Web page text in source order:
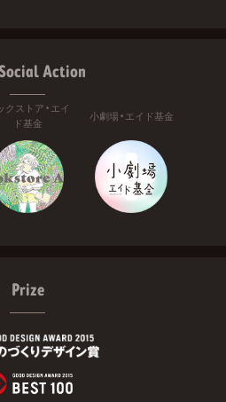
Action
クストア・エイ
ド基金
小劇場・エイド基金
Prize